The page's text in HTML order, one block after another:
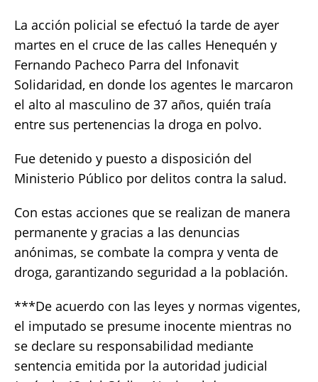
La acción policial se efectuó la tarde de ayer
martes en el cruce de las calles Henequén y
Fernando Pacheco Parra del Infonavit
Solidaridad, en donde los agentes le marcaron
el alto al masculino de 37 años, quién traía
entre sus pertenencias la droga en polvo.
Fue detenido y puesto a disposición del
Ministerio Público por delitos contra la salud.
Con estas acciones que se realizan de manera
permanente y gracias a las denuncias
anónimas, se combate la compra y venta de
droga, garantizando seguridad a la población.
***De acuerdo con las leyes y normas vigentes,
el imputado se presume inocente mientras no
se declare su responsabilidad mediante
sentencia emitida por la autoridad judicial